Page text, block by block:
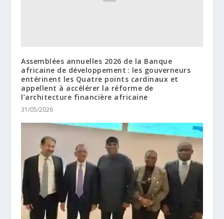
Assemblées annuelles 2026 de la Banque
africaine de développement : les gouverneurs
entérinent les Quatre points cardinaux et
appellent à accélérer la réforme de
l’architecture financière africaine
31/05/2026